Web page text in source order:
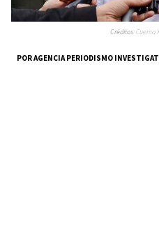
POR AGENCIA PERIODISMO
Créditos:Cuenta